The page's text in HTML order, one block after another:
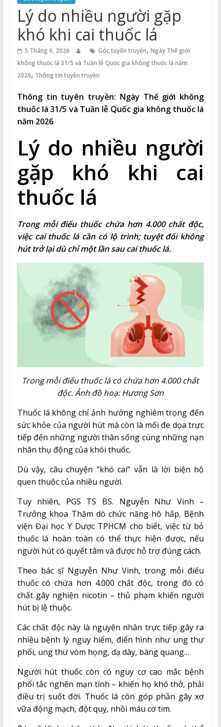
Thuận
Cổng
Vào
Tri
Thức
Lý do nhiều người gặp
khó khi cai thuốc lá
5 Tháng 6, 2026 Góc tuyên truyền, Ngày Thế giới
không thuốc lá 31/5 và Tuần lễ Quốc gia không thuốc lá năm
2026, Thông tin tuyên truyền
Thông tin tuyên truyền: Ngày Thế giới không
thuốc lá 31/5 và Tuần lễ Quốc gia không thuốc lá
năm 2026
Lý do nhiều người
gặp khó khi cai
thuốc lá
Trong mỗi điếu thuốc chứa hơn 4.000 chất độc,
việc cai thuốc lá cần có lộ trình; tuyệt đối không
hút trở lại dù chỉ một lần sau cai thuốc lá.
Trong mỗi điếu thuốc lá có chứa hơn 4.000 chất
độc. Ảnh đồ hoạ: Hương Sơn
Thuốc lá không chỉ ảnh hưởng nghiêm trọng đến
sức khỏe của người hút mà còn là mối đe dọa trực
tiếp đến những người thân sống cùng những nạn
nhân thụ động của khói thuốc.
Dù vậy, câu chuyện “khó cai” vẫn là lời biện hộ
quen thuộc của nhiều người.
Tuy nhiên, PGS TS BS. Nguyễn Như Vinh –
Trưởng khoa Thăm dò chức năng hô hấp, Bệnh
viện Đại học Y Dược TPHCM cho biết, việc từ bỏ
thuốc lá hoàn toàn có thể thực hiện được, nếu
người hút có quyết tâm và được hỗ trợ đúng cách.
Theo bác sĩ Nguyễn Như Vinh, trong mỗi điếu
thuốc có chứa hơn 4.000 chất độc, trong đó có
chất gây nghiện nicotin – thủ phạm khiến người
hút bị lệ thuộc.
Các chất độc này là nguyên nhân trực tiếp gây ra
nhiều bệnh lý nguy hiểm, điển hình như ung thư
phổi, ung thư vòm họng, dạ dày, bàng quang…
Người hút thuốc còn có nguy cơ cao mắc bệnh
phổi tắc nghẽn mạn tính – khiến họ khó thở, phải
điều trị suốt đời. Thuốc lá còn góp phần gây xơ
vữa động mạch, đột quỵ, nhồi máu cơ tim.